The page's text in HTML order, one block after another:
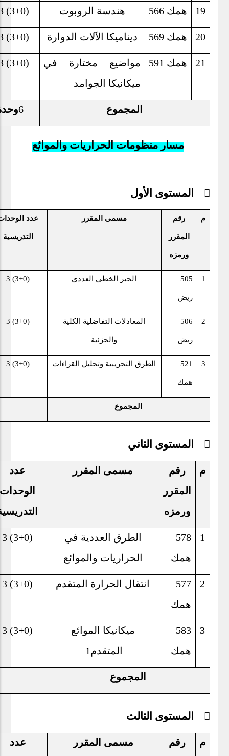
19 همك 566 هندسة الروبوت (3+0)
20 همك 569 ديناميكا الآلات الدوارة (3+0)
21 همك 591
مواضيع مختارة في
ميكانيكا الجوامد
(3+0)
المجموع 6
مسار منظومات الحراريات والموائع
 المستوى الأول
م رقم
المقرر
ورمزه
مسمى المقرر عدد
التدريسية
1
505
ريض
الجبر الخطي العددي 3 (3+0)
2
506
ريض
المعادلات التفاضلية الكلية
والجزئية
3 (3+0)
3
521
همك
الطرق التجريبية وتحليل القراءات 3 (3+0)
المجموع
 المستوى الثاني
م
رقم
المقرر
ورمزه
مسمى المقرر
عدد
الوحدات
1
578
همك
الطرق العددية في
الحراريات والموائع
3 (3+0)
2
577
همك
انتقال الحرارة المتقدم 3 (3+0)
3
583
همك
ميكانيكا الموائع
المتقدم1
3 (3+0)
المجموع
 المستوى الثالث
م رقم مسمى المقرر عدد